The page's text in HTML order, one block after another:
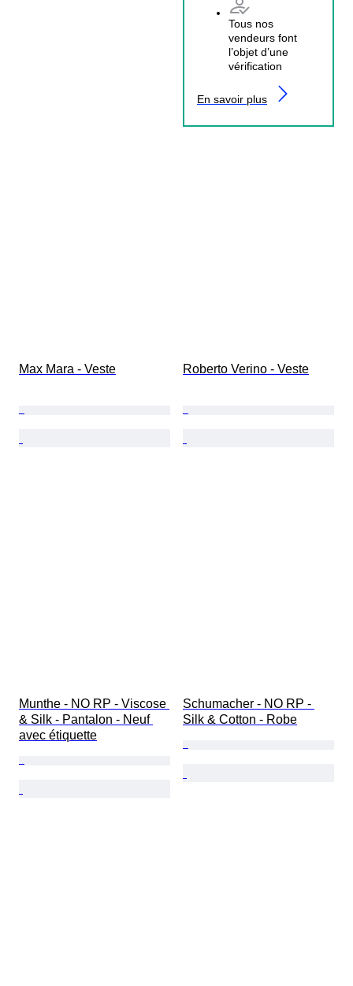
Tous nos
vendeurs font
l’objet d’une
vérification
En savoir plus
Max Mara - Veste Roberto Verino - Veste
Munthe - NO RP - Viscose
& Silk - Pantalon - Neuf
avec étiquette
Schumacher - NO RP -
Silk & Cotton - Robe